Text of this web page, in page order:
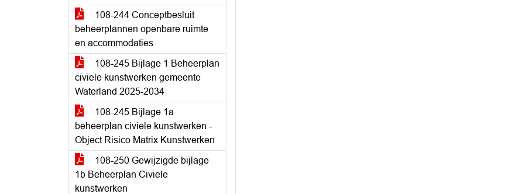
108-244 Conceptbesluit
beheerplannen openbare ruimte
en accommodaties
108-245 Bijlage 1 Beheerplan
civiele kunstwerken gemeente
Waterland 2025-2034
108-245 Bijlage 1a
beheerplan civiele kunstwerken -
Object Risico Matrix Kunstwerken
108-250 Gewijzigde bijlage
1b Beheerplan Civiele
kunstwerken